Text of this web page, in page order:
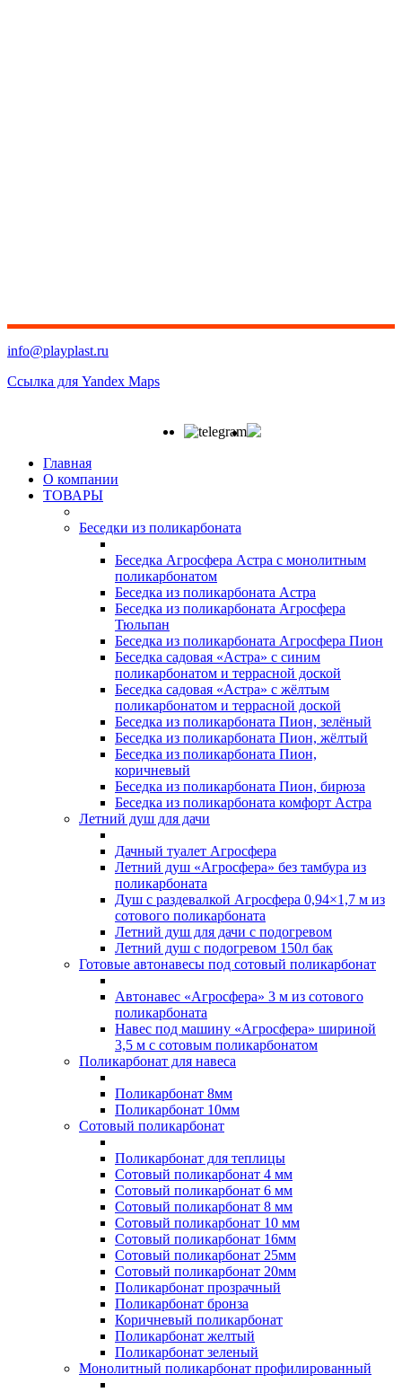
info@playplast.ru
Ссылка для Yandex Maps
Главная
О компании
ТОВАРЫ
Беседки из поликарбоната
Беседка Агросфера Астра с монолитным
поликарбонатом
Беседка из поликарбоната Астра
Беседка из поликарбоната Агросфера
Тюльпан
Беседка из поликарбоната Агросфера Пион
Беседка садовая «Астра» с синим
поликарбонатом и террасной доской
Беседка садовая «Астра» с жёлтым
поликарбонатом и террасной доской
Беседка из поликарбоната Пион, зелёный
Беседка из поликарбоната Пион, жёлтый
Беседка из поликарбоната Пион,
коричневый
Беседка из поликарбоната Пион, бирюза
Беседка из поликарбоната комфорт Астра
Летний душ для дачи
Дачный туалет Агросфера
Летний душ «Агросфера» без тамбура из
поликарбоната
Душ с раздевалкой Агросфера 0,94×1,7 м из
сотового поликарбоната
Летний душ для дачи с подогревом
Летний душ с подогревом 150л бак
Готовые автонавесы под сотовый поликарбонат
Автонавес «Агросфера» 3 м из сотового
поликарбоната
Навес под машину «Агросфера» шириной
3,5 м с сотовым поликарбонатом
Поликарбонат для навеса
Поликарбонат 8мм
Поликарбонат 10мм
Сотовый поликарбонат
Поликарбонат для теплицы
Сотовый поликарбонат 4 мм
Сотовый поликарбонат 6 мм
Сотовый поликарбонат 8 мм
Сотовый поликарбонат 10 мм
Сотовый поликарбонат 16мм
Сотовый поликарбонат 25мм
Сотовый поликарбонат 20мм
Поликарбонат прозрачный
Поликарбонат бронза
Коричневый поликарбонат
Поликарбонат желтый
Поликарбонат зеленый
Монолитный поликарбонат профилированный